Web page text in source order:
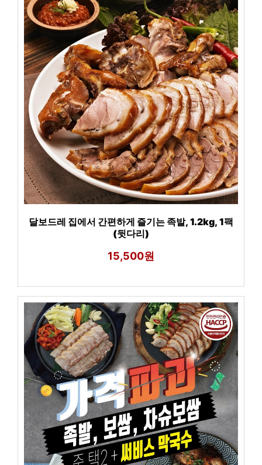
달보드레 집에서 간편하게 즐기는 족발, 1.2kg, 1팩
(뒷다리)
15,500원